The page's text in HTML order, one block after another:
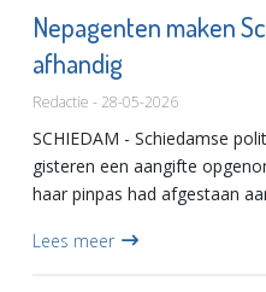
Nepagenten maken
afhandig
Redactie - 28-05-2026
SCHIEDAM - Schiedamse
gisteren een aangifte
haar pinpas had afgestaan
maar d...
Lees meer